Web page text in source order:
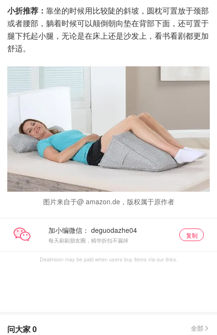
小折推荐： 靠坐的时候用比较陡的斜坡，圆枕可置放于颈部
或者腰部，躺着时候可以颠倒朝向垫在背部下面，还可置于
腿下托起小腿，无论是在床上还是沙发上，看书看剧都更加
舒适。
图片来自于@ amazon.de，版权属于原作者
加小编微信：
每天刷刷朋友圈，精华折扣不漏掉
复制
Dealmoon may be paid when users buy items via our links.
问大家0 全部